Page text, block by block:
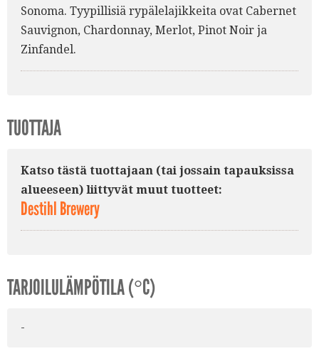
Sonoma. Tyypillisiä rypälelajikkeita ovat Cabernet
Sauvignon, Chardonnay, Merlot, Pinot Noir ja
Zinfandel.
TUOTTAJA
Katso tästä tuottajaan (tai jossain tapauksissa
alueeseen) liittyvät muut tuotteet:
Destihl Brewery
TARJOILULÄMPÖTILA (°C)
-